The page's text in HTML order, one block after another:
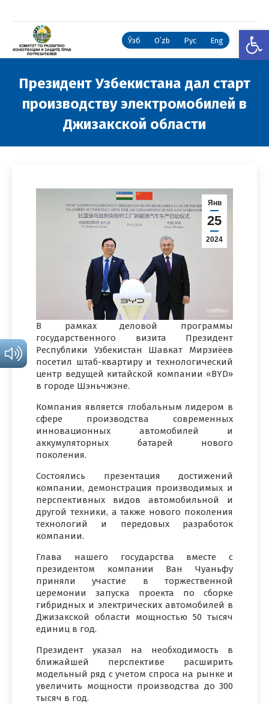
Ўзб Oʻzb Рус Eng
Президент Узбекистана дал старт
производству электромобилей в
Джизакской области
Янв
25
2024
В рамках деловой программы
государственного визита Президент
Республики Узбекистан Шавкат Мирзиёев
посетил штаб-квартиру и технологический
центр ведущей китайской компании «BYD»
в городе Шэньчжэне.
Компания является глобальным лидером в
сфере производства современных
инновационных автомобилей и
аккумуляторных батарей нового
поколения.
Состоялись презентация достижений
компании, демонстрация производимых и
перспективных видов автомобильной и
другой техники, а также нового поколения
технологий и передовых разработок
компании.
Глава нашего государства вместе с
президентом компании Ван Чуаньфу
приняли участие в торжественной
церемонии запуска проекта по сборке
гибридных и электрических автомобилей в
Джизакской области мощностью 50 тысяч
единиц в год.
Президент указал на необходимость в
ближайшей перспективе расширить
модельный ряд с учетом спроса на рынке и
увеличить мощности производства до 300
тысяч в год.